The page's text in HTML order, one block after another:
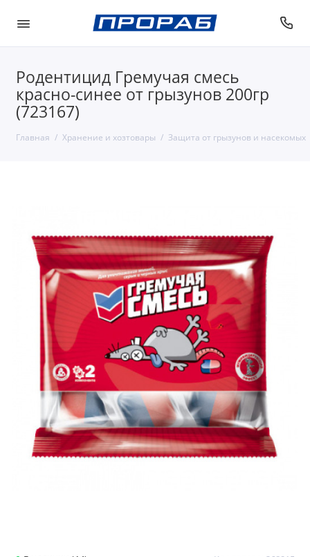
Родентицид Гремучая смесь
красно-синее от грызунов 200гр
(723167)
Главная Хранение и хозтовары Защита от грызунов и насекомых